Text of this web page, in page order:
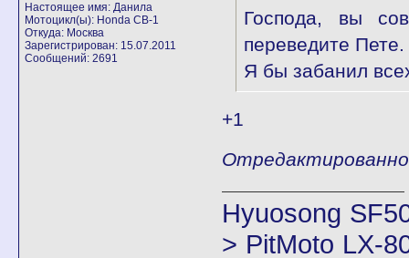
Настоящее имя: Данила
Мотоцикл(ы): Honda CB-1
Откуда: Москва
Зарегистрирован: 15.07.2011
Сообщений: 2691
Господа, вы
переведите
Я бы забанил
+1
Hyuosong
> PitMoto LX-